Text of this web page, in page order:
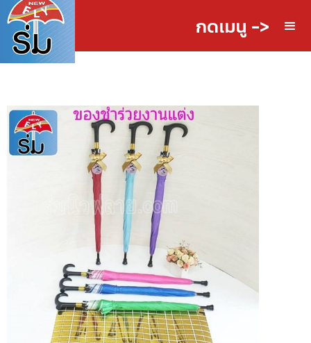
กดเมนู ->